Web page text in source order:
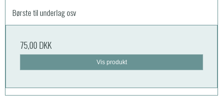
Børste til underlag osv
75,00 DKK
Vis produkt